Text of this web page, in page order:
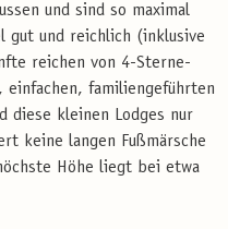
und sind so maximal
gut und reichlich (inklusive
reichen von 4-Sterne-
familiengeführten
diese kleinen Lodges nur
keine langen Fußmärsche
Höhe liegt bei etwa